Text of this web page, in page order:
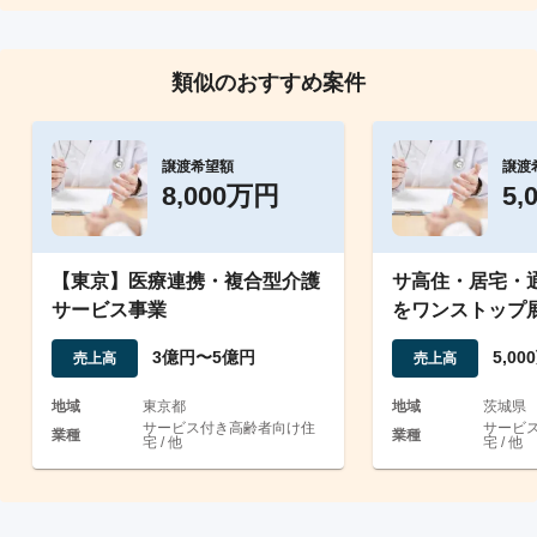
類似のおすすめ案件
譲渡希望額
8,000万円
【東京】医療連携・複合型介護
サービス事業
売上高 3億円〜5億円
地域
東京都
業種
サービス付き高齢者向け住
宅 / 他
譲渡
サ高住・居宅・
をワンストップ
業の譲渡
売上高
地域
茨城県
業種
サービ
宅 / 他